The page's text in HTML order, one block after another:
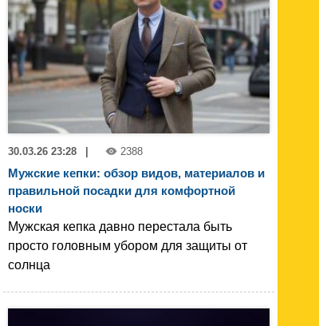
30.03.26 23:28 2388
Мужские кепки: обзор видов, материалов и
правильной посадки для комфортной
носки
Мужская кепка давно перестала быть
просто головным убором для защиты от
солнца